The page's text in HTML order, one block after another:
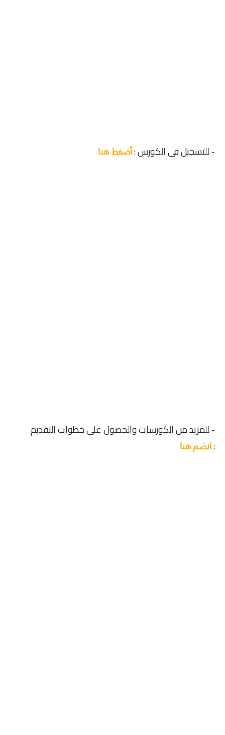
- للتسجيل فى الكورس :أضغط هنا
- للمزيد من الكورسات والحصول على خطوات التقديم
:انضم هنا